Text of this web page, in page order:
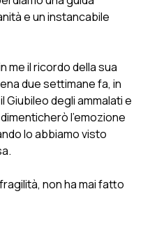
e un instancabile
me il ricordo della sua
due settimane fa, in
degli ammalati e
l’emozione
lo abbiamo visto
non ha mai fatto